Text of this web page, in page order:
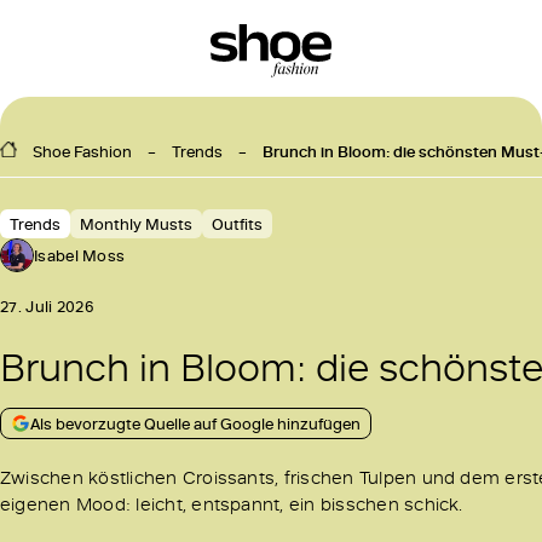
Shoe Fashion Trends Brunch in Bloom: die schönsten
Trends Monthly Musts
Outfits
Isabel Moss
27. Juli 2026
Brunch in Bloom: die
Als bevorzugte Quelle auf Google hinzufügen
Zwischen köstlichen Croissants, frischen Tulpen und dem
eigenen Mood: leicht, entspannt, ein bisschen schick.